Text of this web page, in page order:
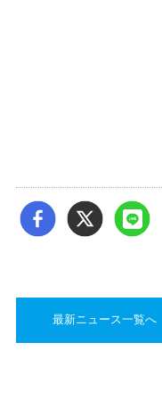
最新ニュース一覧へ